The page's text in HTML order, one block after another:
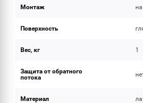
Монтаж
Поверхность
Вес, кг 1
Защита от обратного
потока
Материал